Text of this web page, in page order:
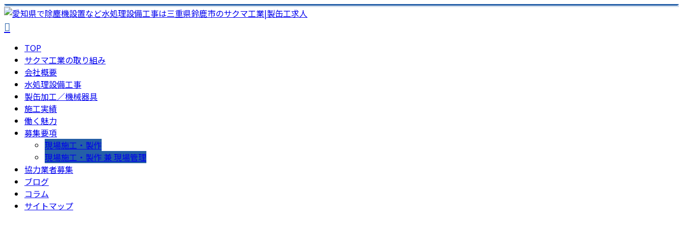
TOP
サクマ工業の取り組み
会社概要
水処理設備工事
製缶加工／機械器具
施工実績
働く魅力
募集要項
現場施工・製作
現場施工・製作 兼 現場管理
協力業者募集
ブログ
コラム
サイトマップ